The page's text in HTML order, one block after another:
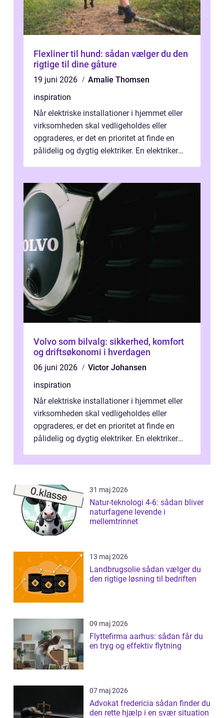
Flexliner til hund: sådan vælger du den
rigtige til dine gåture
19 juni 2026
Amalie Thomsen
inspiration
Når elektriske installationer i hjemmet eller
virksomheden skal vedligeholdes eller
opgraderes, er det en prioritet at finde en
pålidelig og dygtig elektriker. En elektriker
Volvo som bilvalg: sikkerhed, komfort
og driftsøkonomi i hverdagen
06 juni 2026
Victor Johansen
inspiration
Når elektriske installationer i hjemmet eller
virksomheden skal vedligeholdes eller
opgraderes, er det en prioritet at finde en
pålidelig og dygtig elektriker. En elektriker
31 maj 2026
Natur-teknologi 4-6: sådan bliver
naturfagene levende i
mellemtrinnet
13 maj 2026
Landbrugsolie sådan vælger du
den rigtige løsning til bedriften
09 maj 2026
Flyttefirma aarhus: sådan får du
en tryg og effektiv flytning
07 maj 2026
Advokat fredericia sådan finder du
den rette hjælp i en svær situation